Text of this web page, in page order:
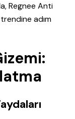
Regnee Anti
adım